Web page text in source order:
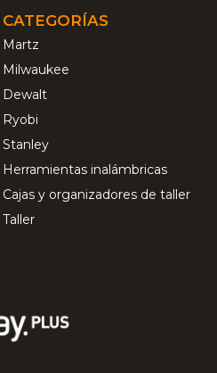
CATEGORÍAS
Martz
Milwaukee
Dewalt
Ryobi
Stanley
Herramientas inalámbricas
Cajas y organizadores de taller
Taller